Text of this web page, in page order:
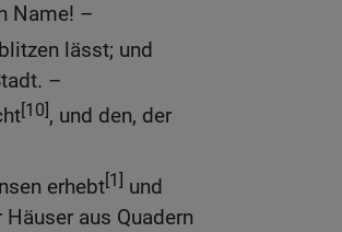
Name! –
lässt; und
–
[10], und den, der
erhebt[1] und
aus Quadern